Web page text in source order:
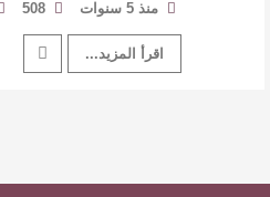
منذ 5 سنوات 508
اقرأ المزيد...